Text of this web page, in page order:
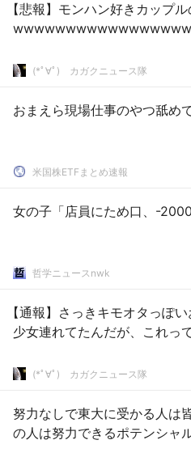
【悲報】モンハン好きカップ
(*ﾟ∀ﾟ)ゞカガクニュース隊
おまえら現場仕事のやつ舐め
米国株ETFまとめ速報
女の子「店員にため口、-
哲学ニュースnwk
【通報】さっきキモオタっぽ
少女連れてたんだが、これって
(*ﾟ∀ﾟ)ゞカガクニュース隊
努力なしで東大に受かる人は
の人は努力できるポテンシャ